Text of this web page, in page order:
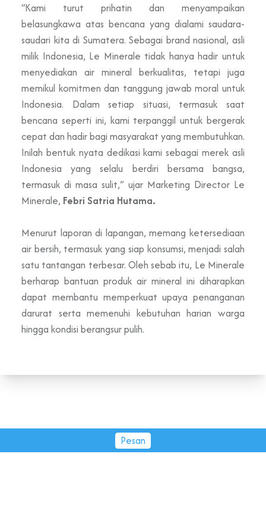
“Kami turut prihatin dan menyampaikan
belasungkawa atas bencana yang dialami saudara-
saudari kita di Sumatera. Sebagai brand nasional, asli
milik Indonesia, Le Minerale tidak hanya hadir untuk
menyediakan air mineral berkualitas, tetapi juga
memikul komitmen dan tanggung jawab moral untuk
Indonesia. Dalam setiap situasi, termasuk saat
bencana seperti ini, kami terpanggil untuk bergerak
cepat dan hadir bagi masyarakat yang membutuhkan.
Inilah bentuk nyata dedikasi kami sebagai merek asli
Indonesia yang selalu berdiri bersama bangsa,
termasuk di masa sulit,” ujar Marketing Director Le
Minerale, Febri Satria Hutama.
Menurut laporan di lapangan, memang ketersediaan
air bersih, termasuk yang siap konsumsi, menjadi salah
satu tantangan terbesar. Oleh sebab itu, Le Minerale
berharap bantuan produk air mineral ini diharapkan
dapat membantu memperkuat upaya penanganan
darurat serta memenuhi kebutuhan harian warga
hingga kondisi berangsur pulih.
Pesan